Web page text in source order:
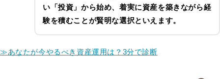
い「投資」から始め、着実に資産を築きながら経
験を積むことが賢明な選択といえます。
≫あなたが今やるべき資産運用は？3分で診断